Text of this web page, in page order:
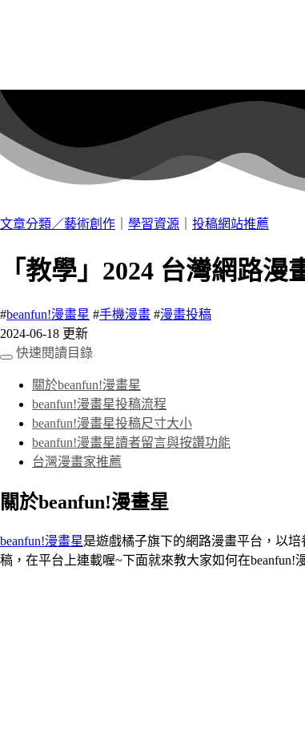
文章分類／藝術創作 學習資源 投稿網站推薦
「教學」2024 台灣網路
#beanfun!漫畫星 #手機漫畫 #漫畫投稿
2024-06-18 更新
快速閱讀目錄
關於beanfun!漫畫星
beanfun!漫畫星投稿流程
beanfun!漫畫星投稿尺寸大小
beanfun!漫畫星讀者留言與按讚功能
台灣漫畫家推薦
關於beanfun!漫畫星
beanfun!漫畫星是遊戲橘子旗下的網路漫畫平台，以
稿，在平台上連載喔~下面就來教大家如何在beanfun!